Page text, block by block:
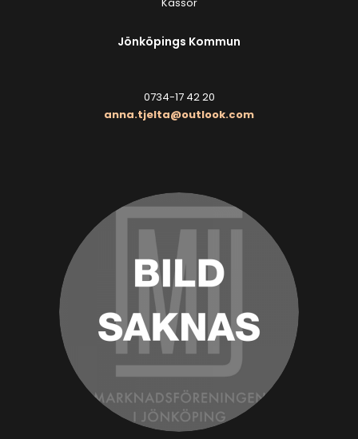
Jönköpings Kommun
0734-17 42 20
anna.tjelta@outlook.com